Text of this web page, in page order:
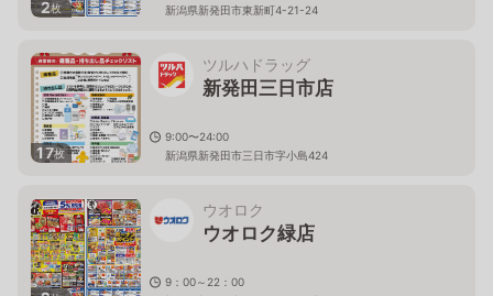
2枚
新潟県新発田市東新町4-21-24
17枚
ツルハドラッグ
新発田三日市店
9:00〜24:00
新潟県新発田市三日市字小島424
ウオロク
ウオロク緑店
9：00～22：00